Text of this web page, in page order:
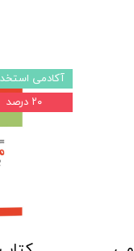
آکادمی
۲۰ درصد